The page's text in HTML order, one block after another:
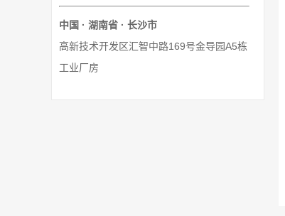
中国 · 湖南省 · 长沙市
高新技术开发区汇智中路169号金导园A5栋
工业厂房